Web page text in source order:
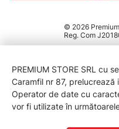
© 2026
Reg. Com
PREMIUM STORE SRL cu
Caramfil nr 87,
Operator de date cu
vor fi utilizate în